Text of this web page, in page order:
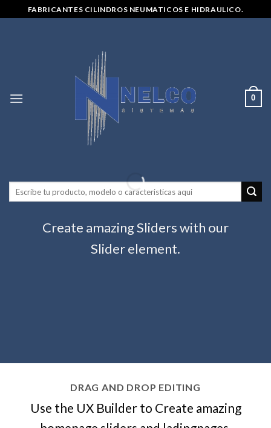
FABRICANTES CILINDROS NEUMATICOS E HIDRAULICO.
0
SLIDER ELEMENT
Create amazing Sliders with our
Slider element.
DRAG AND DROP EDITING
Use the UX Builder to Create amazing